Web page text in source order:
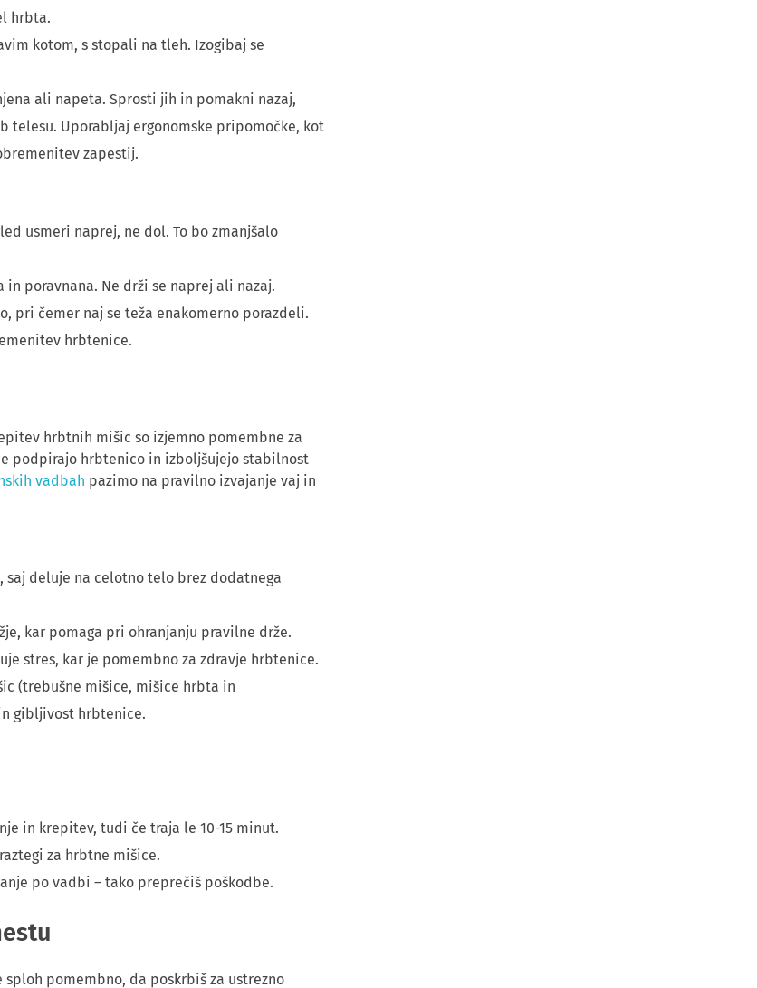
hrbta.
kotom, s stopali na tleh. Izogibaj se
ali napeta. Sprosti jih in pomakni nazaj,
telesu. Uporabljaj ergonomske pripomočke, kot
zapestij.
usmeri naprej, ne dol. To bo zmanjšalo
in poravnana. Ne drži se naprej ali nazaj.
pri čemer naj se teža enakomerno porazdeli.
hrbtenice.
hrbtnih mišic so izjemno pomembne za
podpirajo hrbtenico in izboljšujejo stabilnost
vadbah pazimo na pravilno izvajanje vaj in
deluje na celotno telo brez dodatnega
kar pomaga pri ohranjanju pravilne drže.
stres, kar je pomembno za zdravje hrbtenice.
(trebušne mišice, mišice hrbta in
gibljivost hrbtenice.
in krepitev, tudi če traja le 10-15 minut.
za hrbtne mišice.
po vadbi – tako preprečiš poškodbe.
pomembno, da poskrbiš za ustrezno